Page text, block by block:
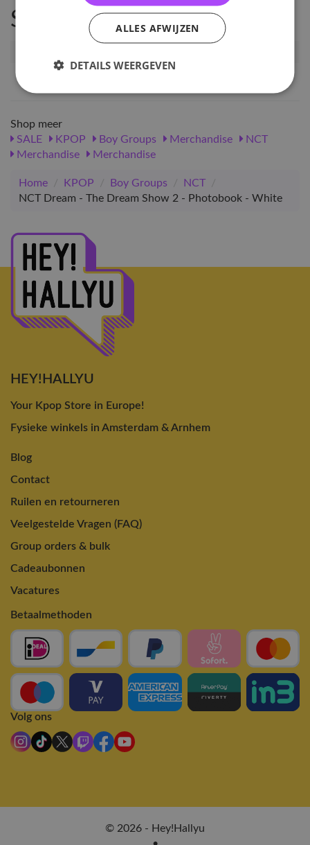
Specificaties
EAN nummer
Shop meer
SALE
KPOP Boy Groups Merchandise
NCT
Merchandise
Merchandise
Home / KPOP / Boy Groups / NCT
/
NCT Dream - The Dream Show 2 - Photobook - White
HEY!HALLYU
Your Kpop Store in Europe!
Fysieke winkels in Amsterdam & Arnhem
Blog
Contact
Ruilen en retourneren
Veelgestelde Vragen (FAQ)
Group orders & bulk
Cadeaubonnen
Vacatures
Betaalmethoden
Volg ons
© 2026 - Hey!Hallyu
ALLES AFWIJZEN
DETAILS WEERGEVEN